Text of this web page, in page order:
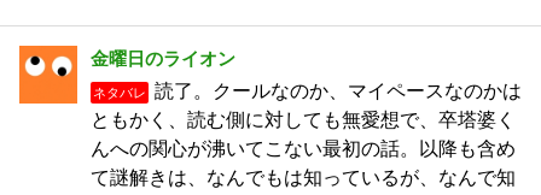
金曜日のライオン
ネタバレ
読了。クールなのか、マイペースなのかは
ともかく、読む側に対しても無愛想で、卒塔婆く
んへの関心が沸いてこない最初の話。以降も含め
て謎解きは、なんでもは知っているが、なんで知